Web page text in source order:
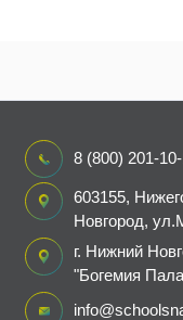
8 (800) 201-
603155,
Новгород,
г. Нижний
"Богемия